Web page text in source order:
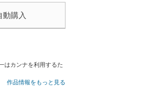
動購入
はカンナを利用するた
作品情報をもっと見る